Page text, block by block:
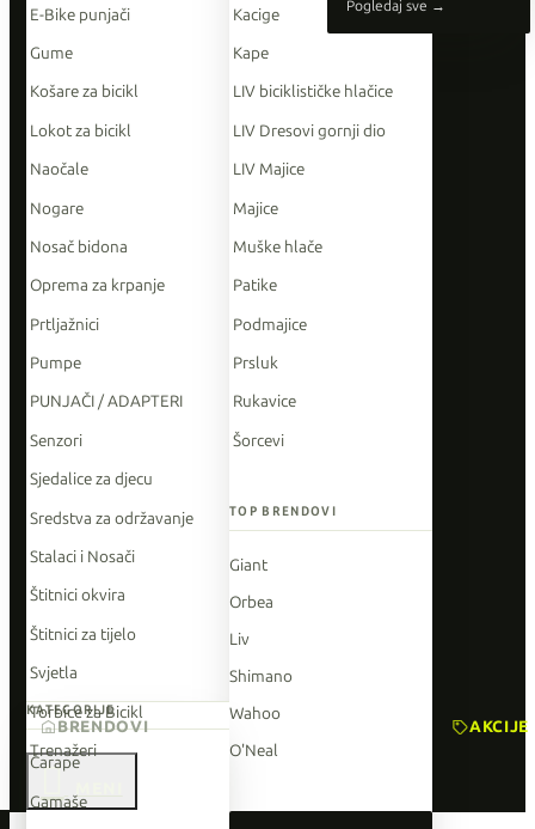
Pogledaj sve →
E-Bike punjači
Gume
Košare za bicikl
Lokot za bicikl
Naočale
Nogare
Nosač bidona
Oprema za krpanje
Prtljažnici
Pumpe
PUNJAČI / ADAPTERI
Senzori
Sjedalice za djecu
Sredstva za održavanje
Stalaci i Nosači
Štitnici okvira
Štitnici za tijelo
Svjetla
Torbice za Bicikl
Trenažeri
Kacige
Kape
LIV biciklističke hlačice
LIV Dresovi gornji dio
LIV Majice
Majice
Muške hlače
Patike
Podmajice
Prsluk
Rukavice
Šorcevi
TOP BRENDOVI
Giant
Orbea
Liv
Shimano
Wahoo
O'Neal
KATEGORIJE
Čarape
Gamaše
BRENDOVI AKCIJE
